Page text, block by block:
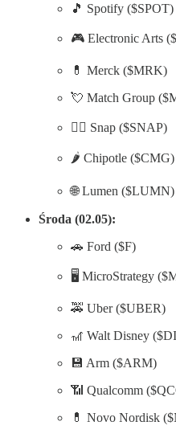
🎵 Spotify ($SPOT)
🎮 Electronic Arts
💊 Merck ($MRK)
💘 Match Group
🦸‍♀️ Snap ($SNAP)
🌶️ Chipotle ($CMG)
🌐 Lumen ($LUMN)
Środa (02.05):
🚗 Ford ($F)
🖥️ MicroStrategy
🚕 Uber ($UBER)
🎢 Walt Disney
💾 Arm ($ARM)
📶 Qualcomm
💊 Novo Nordisk